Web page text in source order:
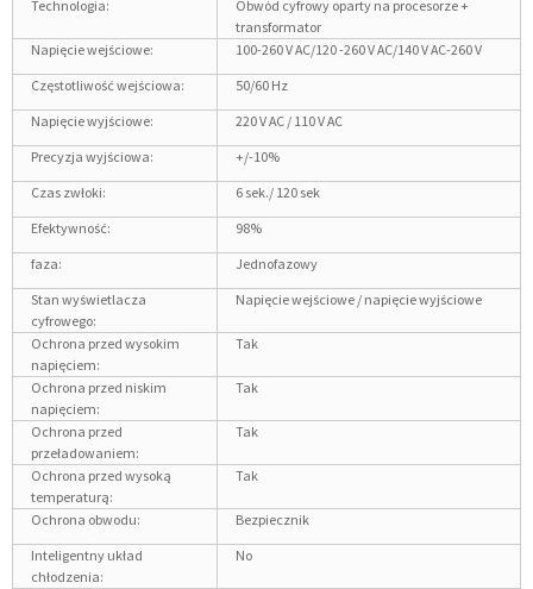
Technologia:
Obwód cyfrowy oparty na procesorze +
transformator
Napięcie wejściowe:
100-260 V AC/120 -260 V AC/140 V AC-260 V
Częstotliwość wejściowa:
50/60 Hz
Napięcie wyjściowe:
220 V AC / 110 V AC
Precyzja wyjściowa:
+/-10%
Czas zwłoki:
6 sek./ 120 sek
Efektywność:
98%
faza:
Jednofazowy
Stan wyświetlacza
cyfrowego:
Napięcie wejściowe / napięcie wyjściowe
Ochrona przed wysokim
napięciem:
Tak
Ochrona przed niskim
napięciem:
Tak
Ochrona przed
przeładowaniem:
Tak
Ochrona przed wysoką
temperaturą:
Tak
Ochrona obwodu:
Bezpiecznik
Inteligentny układ
chłodzenia:
No